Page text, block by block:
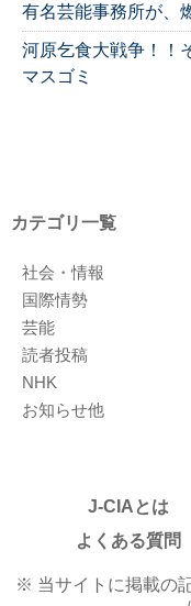
有名芸能事務所が、
河原乞食大戦争！！
マスゴミ
カテゴリ一覧
社会・情報
国際情勢
芸能
読者投稿
NHK
お知らせ他
J-CIAとは
よくある質問
※ 当サイトに掲載の